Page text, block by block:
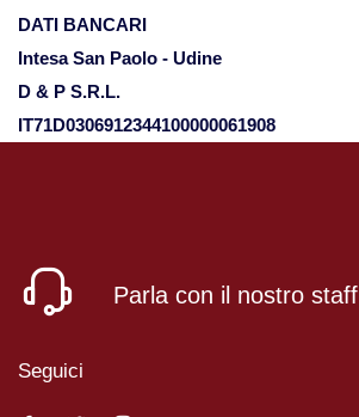
Viaggi in Oman
Nord America
Viaggi in USA
Oceania
DATI BANCARI
Intesa San Paolo - Udine
D & P S.R.L.
IT71D0306912344100000061908
Parla con il nostro staff
Seguici